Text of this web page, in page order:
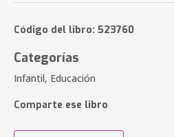
Código del libro: 523760
Categorías
Infantil, Educación
Comparte ese libro